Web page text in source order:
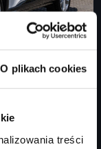
O plikach cookies
treści
tempomat